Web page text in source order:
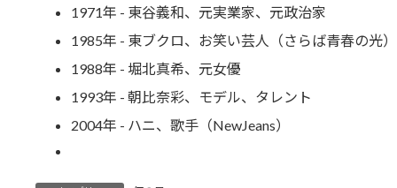
1971年 - 東谷義和、元実業家、元政治家
1985年 - 東ブクロ、お笑い芸人（さらば青春の光）
1988年 - 堀北真希、元女優
1993年 - 朝比奈彩、モデル、タレント
2004年 - ハニ、歌手（NewJeans）